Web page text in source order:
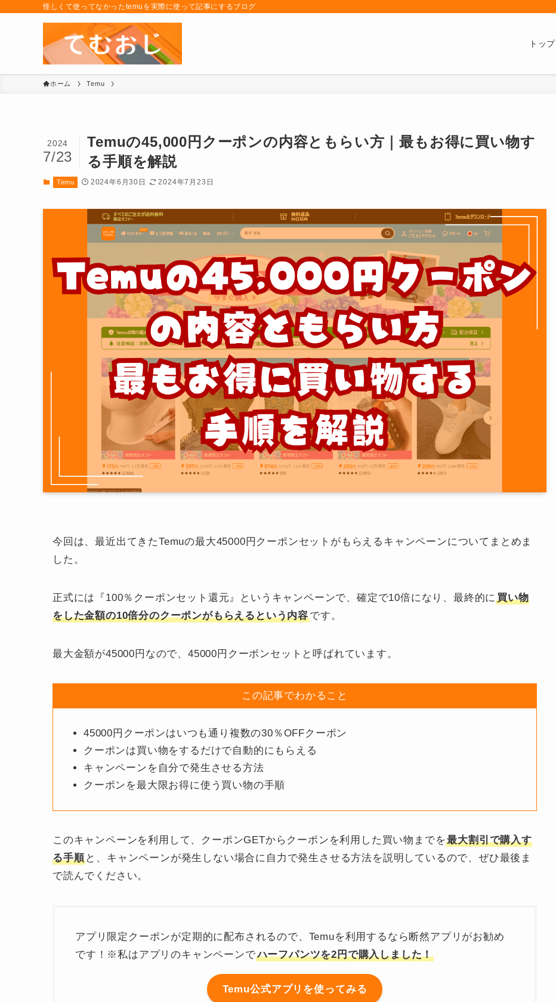
怪しくて使ってなかったtemuを実際に使って記事にするブログ
トップ
ホーム Temu
Temuの45,000円クーポンの内容ともらい方｜最もお得に買い物す
る手順を解説
2024
7/23
Temu 2024年6月30日 2024年7月23日
今回は、最近出てきたTemuの最大45000円クーポンセットがもらえるキャンペーンについてまとめま
した。
正式には『100％クーポンセット還元』というキャンペーンで、確定で10倍になり、最終的に買い物
をした金額の10倍分のクーポンがもらえるという内容です。
最大金額が45000円なので、45000円クーポンセットと呼ばれています。
この記事でわかること
45000円クーポンはいつも通り複数の30％OFFクーポン
クーポンは買い物をするだけで自動的にもらえる
キャンペーンを自分で発生させる方法
クーポンを最大限お得に使う買い物の手順
このキャンペーンを利用して、クーポンGETからクーポンを利用した買い物までを最大割引で購入す
る手順 と、キャンペーンが発生しない場合に自力で発生させる方法を説明しているので、ぜひ最後ま
で読んでください。
アプリ限定クーポンが定期的に配布されるので、Temuを利用するなら断然アプリがお勧め
です！※私はアプリのキャンペーンでハーフパンツを2円で購入しました！
Temu公式アプリを使ってみる